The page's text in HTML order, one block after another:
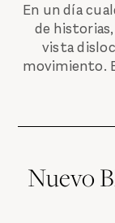
En un día
de
vista
movimiento.
Nuevo